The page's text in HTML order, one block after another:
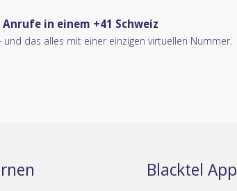
in einem +41 Schweiz
das alles mit einer einzigen virtuellen Nummer.
Blacktel App